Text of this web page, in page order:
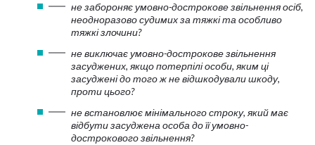
не забороняє умовно-дострокове звільнення осіб,
неодноразово судимих за тяжкі та особливо
тяжкі злочини?
не виключає умовно-дострокове звільнення
засуджених, якщо потерпілі особи, яким ці
засуджені до того ж не відшкодували шкоду,
проти цього?
не встановлює мінімального строку, який має
відбути засуджена особа до її умовно-
дострокового звільнення?